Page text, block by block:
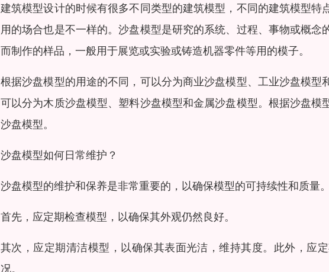
建筑模型设计的时候有很多不同类型的建筑模型，不同的建筑模型
用的场合也是不一样的。沙盘模型是研究的系统、过程、事物或概
而制作的样品，一般用于展览或实验或铸造机器零件等用的模子。
根据沙盘模型的用途的不同，可以分为商业沙盘模型、工业沙盘模
可以分为木质沙盘模型、塑料沙盘模型和金属沙盘模型。根据沙盘
沙盘模型。
沙盘模型如何日常维护？
沙盘模型的维护和保养是非常重要的，以确保模型的可持续性和质量。
首先，应定期检查模型，以确保其外观仍然良好。
其次，应定期清洁模型，以确保其表面光洁，维持其度。此外，应
况。